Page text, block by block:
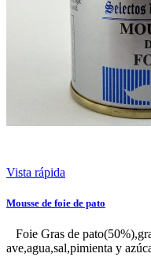
Vista rápida
Mousse de foie de pato
Foie Gras de
ave,agua,sal,pimienta y